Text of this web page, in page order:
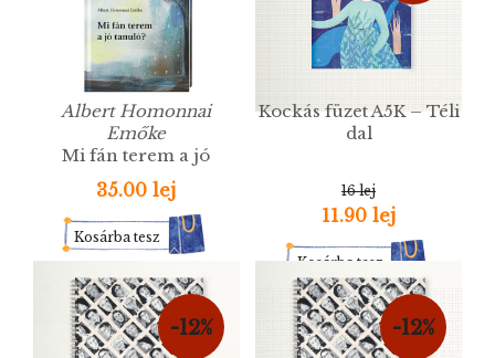
Albert Homonnai
Emőke
Mi fán terem a jó
tanuló?
35.00 lej
Kosárba tesz
Kockás füzet A5K – Téli
dal
16 lej
11.90 lej
Kosárba tesz
-12% -12%